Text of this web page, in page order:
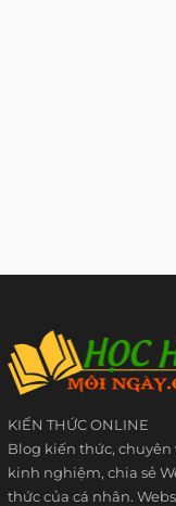
KIẾN THỨC ONLINE
Blog kiến thức, chuyên
kinh nghiệm, chia sẻ
thức của cá nhân.